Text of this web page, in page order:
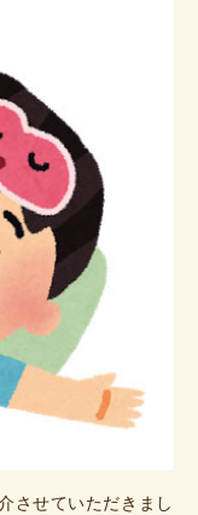
させていただきまし